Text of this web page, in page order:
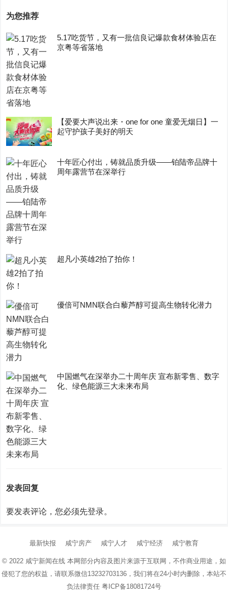
为您推荐
5.17吃货节，又有一批信良记爆款食材体验店在
京粤等省落地
【爱要大声说出来・one for one 童爱无烟日】一
起守护孩子美好的明天
十年匠心付出，铸就品质升级——铂陆帝品牌十
周年露营节在深举行
超凡小英雄2拍了拍你！
優倍可NMN联合白藜芦醇可提高生物转化潜力
中国燃气在深举办二十周年庆 宣布新零售、数字
化、绿色能源三大未来布局
发表回复
要发表评论，您必须先登录。
最新快报 咸宁房产 咸宁人才 咸宁经济 咸宁教育
© 2022 咸宁新闻在线本网部分内容及图片来源于互联网，不作商业用途，如
侵犯了您的权益，请联系微信13232703136，我们将在24小时内删除，本站不
负法律责任 粤ICP备18081724号